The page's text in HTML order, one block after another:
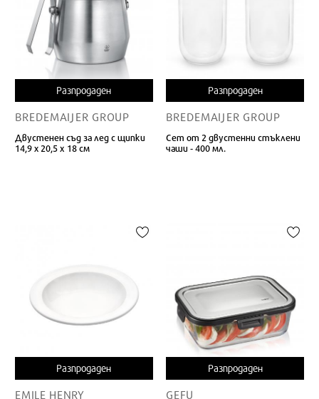
Разпродаден
BREDEMAIJER GROUP
Двустенен съд за лед с щипки
14,9 х 20,5 x 18 см
Разпродаден
BREDEMAIJER GROUP
Сет от 2 двустенни стъклени
чаши - 400 мл.
Разпродаден
EMILE HENRY
Разпродаден
GEFU